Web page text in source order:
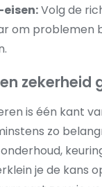
Volg de
om problemen
zekerheid
is één kant
zo
je de kans